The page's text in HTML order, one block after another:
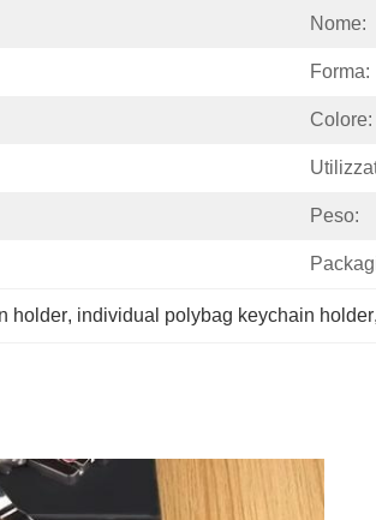
Nome:
Forma:
Colore:
Peso:
holder, individual polybag keychain holder,